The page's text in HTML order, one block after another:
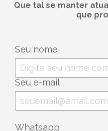
Que tal se manter
que
Seu nome
Seu e-mail
Whatsapp